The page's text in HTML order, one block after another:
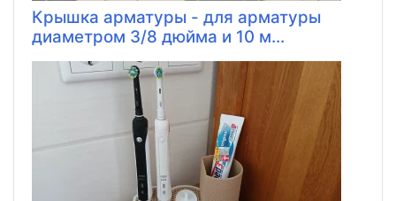
Крышка арматуры - для арматуры
диаметром 3/8 дюйма и 10 м...